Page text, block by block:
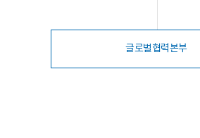
글로벌협력본부